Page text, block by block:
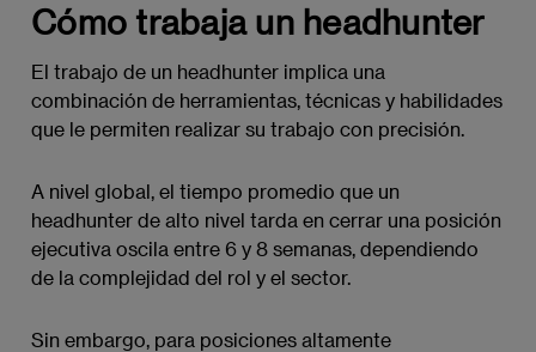
Cómo trabaja un headhunter
El trabajo de un headhunter implica una
combinación de herramientas, técnicas y habilidades
que le permiten realizar su trabajo con precisión.
A nivel global, el tiempo promedio que un
headhunter de alto nivel tarda en cerrar una posición
ejecutiva oscila entre 6 y 8 semanas, dependiendo
de la complejidad del rol y el sector.
Sin embargo, para posiciones altamente